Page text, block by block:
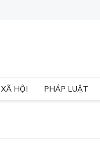
XÃ HỘI PHÁP LUẬT